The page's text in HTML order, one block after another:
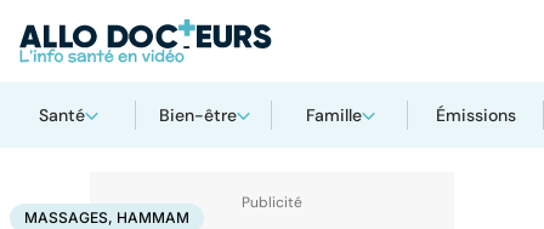
Santé Bien-être Famille Émissions
AccueilSanté Massages, hammam
MASSAGES, HAMMAM